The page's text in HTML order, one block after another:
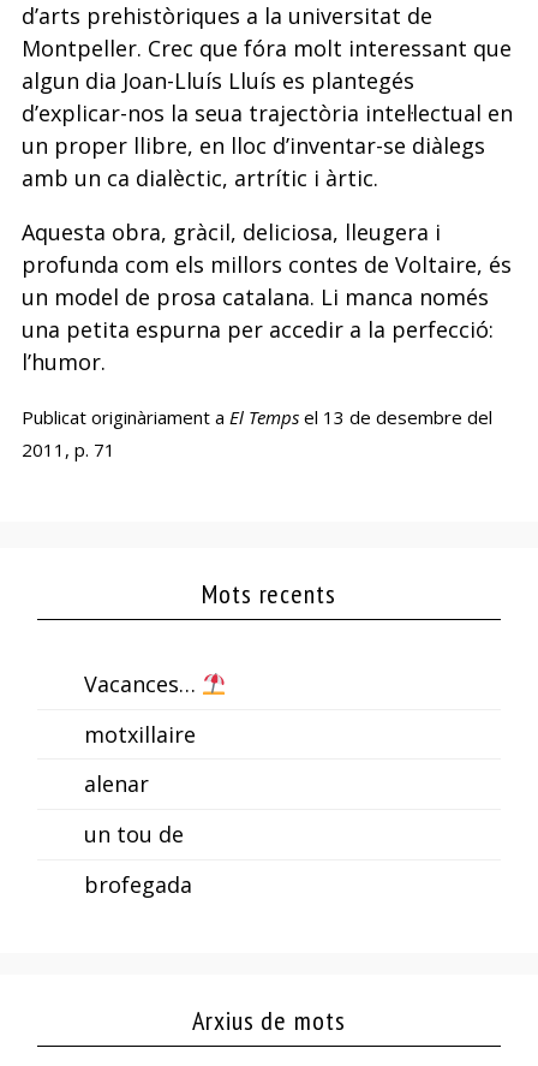
d’arts prehistòriques a la universitat de
Montpeller. Crec que fóra molt interessant que
algun dia Joan-Lluís Lluís es plantegés
d’explicar-nos la seua trajectòria intel·lectual en
un proper llibre, en lloc d’inventar-se diàlegs
amb un ca dialèctic, artrític i àrtic.
Aquesta obra, gràcil, deliciosa, lleugera i
profunda com els millors contes de Voltaire, és
un model de prosa catalana. Li manca només
una petita espurna per accedir a la perfecció:
l’humor.
Publicat originàriament a El Tempsel 13 de desembre del
2011, p. 71
Mots recents
Vacances…
motxillaire
alenar
un tou de
brofegada
Arxius de mots